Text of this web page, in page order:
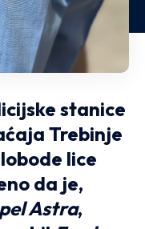
stanice
Trebinje
lice
da je,
Astra,